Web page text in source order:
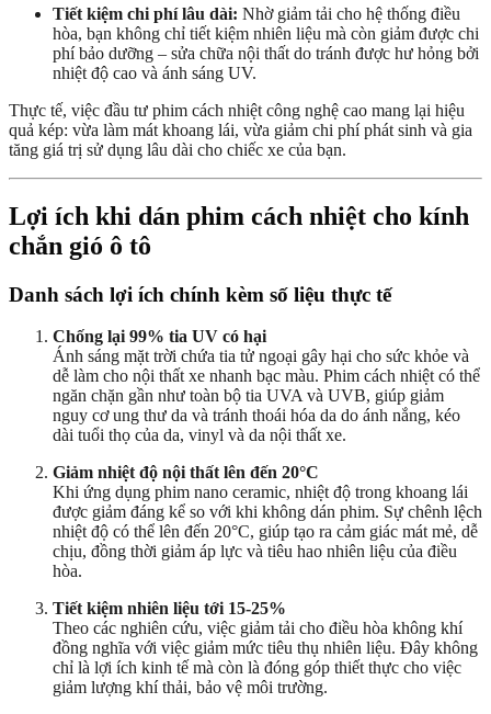
Tiết kiệm chi phí lâu dài: Nhờ giảm tải cho hệ thống điều
hòa, bạn không chỉ tiết kiệm nhiên liệu mà còn giảm được chi
phí bảo dưỡng – sửa chữa nội thất do tránh được hư hỏng bởi
nhiệt độ cao và ánh sáng UV.
Thực tế, việc đầu tư phim cách nhiệt công nghệ cao mang lại hiệu
quả kép: vừa làm mát khoang lái, vừa giảm chi phí phát sinh và gia
tăng giá trị sử dụng lâu dài cho chiếc xe của bạn.
Lợi ích khi dán phim cách nhiệt cho kính
chắn gió ô tô
Danh sách lợi ích chính kèm số liệu thực tế
Chống lại 99% tia UV có hại
Ánh sáng mặt trời chứa tia tử ngoại gây hại cho sức khỏe và
dễ làm cho nội thất xe nhanh bạc màu. Phim cách nhiệt có thể
ngăn chặn gần như toàn bộ tia UVA và UVB, giúp giảm
nguy cơ ung thư da và tránh thoái hóa da do ánh nắng, kéo
dài tuổi thọ của da, vinyl và da nội thất xe.
Giảm nhiệt độ nội thất lên đến 20°C
Khi ứng dụng phim nano ceramic, nhiệt độ trong khoang lái
được giảm đáng kể so với khi không dán phim. Sự chênh lệch
nhiệt độ có thể lên đến 20°C, giúp tạo ra cảm giác mát mẻ, dễ
chịu, đồng thời giảm áp lực và tiêu hao nhiên liệu của điều
hòa.
Tiết kiệm nhiên liệu tới 15-25%
Theo các nghiên cứu, việc giảm tải cho điều hòa không khí
đồng nghĩa với việc giảm mức tiêu thụ nhiên liệu. Đây không
chỉ là lợi ích kinh tế mà còn là đóng góp thiết thực cho việc
giảm lượng khí thải, bảo vệ môi trường.